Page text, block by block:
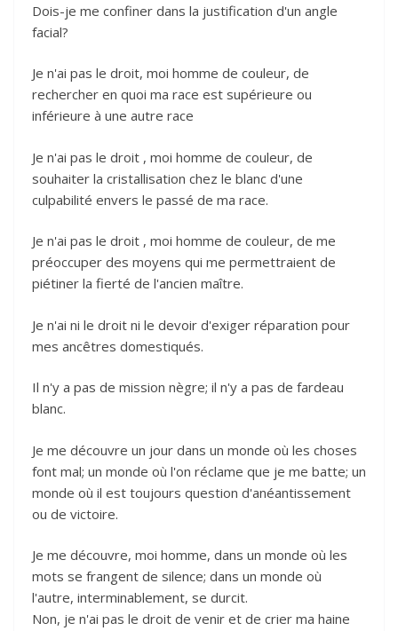
Dois-je me confiner dans la justification d'un angle
facial?
Je n'ai pas le droit, moi homme de couleur, de
rechercher en quoi ma race est supérieure ou
inférieure à une autre race
Je n'ai pas le droit , moi homme de couleur, de
souhaiter la cristallisation chez le blanc d'une
culpabilité envers le passé de ma race.
Je n'ai pas le droit , moi homme de couleur, de me
préoccuper des moyens qui me permettraient de
piétiner la fierté de l'ancien maître.
Je n'ai ni le droit ni le devoir d'exiger réparation pour
mes ancêtres domestiqués.
Il n'y a pas de mission nègre; il n'y a pas de fardeau
blanc.
Je me découvre un jour dans un monde où les choses
font mal; un monde où l'on réclame que je me batte; un
monde où il est toujours question d'anéantissement
ou de victoire.
Je me découvre, moi homme, dans un monde où les
mots se frangent de silence; dans un monde où
l'autre, interminablement, se durcit.
Non, je n'ai pas le droit de venir et de crier ma haine